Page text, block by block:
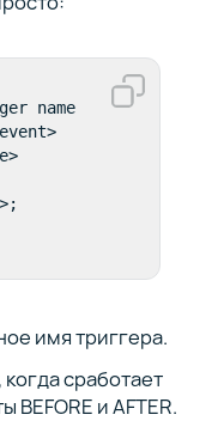
name
имя триггера.
сработает
и AFTER.